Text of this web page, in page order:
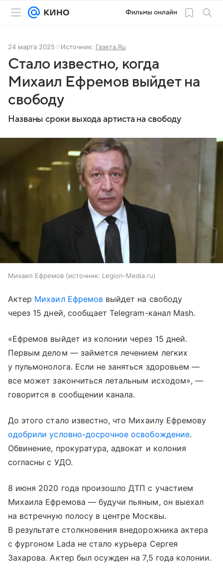
Фильмы онлайн
24 марта 2025 Источник: Газета.Ru
Стало известно, когда
Михаил Ефремов выйдет на
свободу
Названы сроки выхода артиста на свободу
Михаил Ефремов источник: Legion-Media.ru
Актер Михаил Ефремоввыйдет на свободу
через 15 дней, сообщает Telegram-канал Mash.
«Ефремов выйдет из колонии через 15 дней.
Первым делом — займется лечением легких
у пульмонолога. Если не заняться здоровьем —
все может закончиться летальным исходом», —
говорится в сообщении канала.
До этого стало известно, что Михаилу Ефремову
одобрили условно-досрочное освобождение.
Обвинение, прокуратура, адвокат и колония
согласны с УДО.
8 июня 2020 года произошло ДТП с участием
Михаила Ефремова — будучи пьяным, он выехал
на встречную полосу в центре Москвы.
В результате столкновения внедорожника актера
с фургоном Lada не стало курьера Сергея
Захарова. Актер был осужден на 7,5 года колонии.